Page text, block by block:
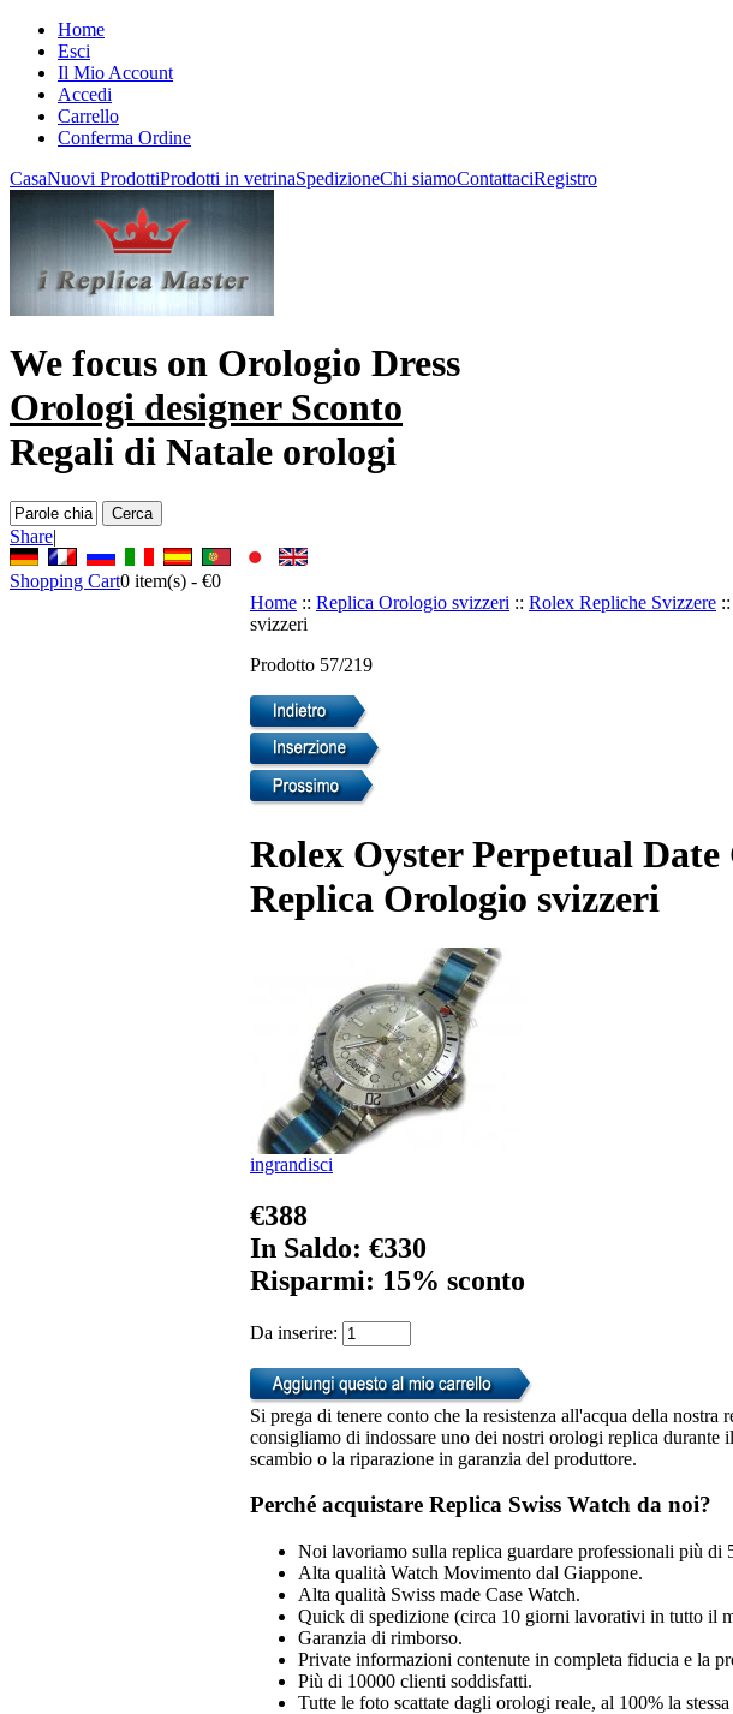
Home
Esci
Il Mio Account
Accedi
Carrello
Conferma Ordine
CasaNuovi ProdottiProdotti in vetrinaSpedizioneChi siamoContattaciRegistro
We focus on Orologio Dress
Orologi designer Sconto
Regali di Natale orologi
Share|
Shopping Cart0 item(s) - €0
Home :: Replica Orologio svizzeri :: Rolex Repliche Svizzere
svizzeri
Prodotto 57/219
Rolex Oyster Perpetual
Replica Orologio svizzeri
ingrandisci
€388
In Saldo: €330
Risparmi: 15% sconto
Da inserire:
Si prega di tenere conto che la resistenza all'acqua della
consigliamo di indossare uno dei nostri orologi replica
scambio o la riparazione in garanzia del produttore.
Perché acquistare Replica Swiss Watch da noi?
Noi lavoriamo sulla replica guardare professionali più di
Alta qualità Watch Movimento dal Giappone.
Alta qualità Swiss made Case Watch.
Quick di spedizione (circa 10 giorni lavorativi in tutto il
Garanzia di rimborso.
Private informazioni contenute in completa fiducia e la
Più di 10000 clienti soddisfatti.
Tutte le foto scattate dagli orologi reale, al 100% la